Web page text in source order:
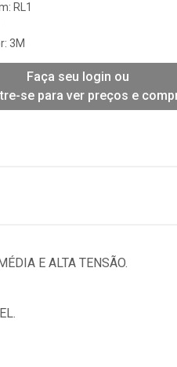
RL1
3M
Faça seu login ou
se para ver preços e
E ALTA TENSÃO.